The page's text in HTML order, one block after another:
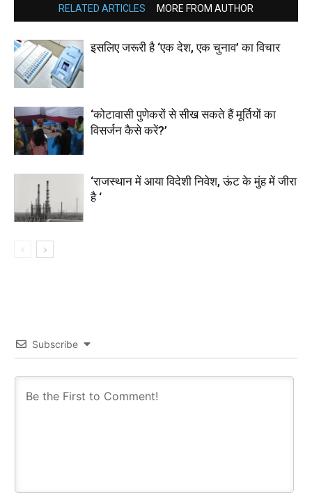
RELATED ARTICLES MORE FROM AUTHOR
इसलिए जरूरी है ‘एक देश, एक चुनाव’ का विचार
‘कोटावासी पुणेकरों से सीख सकते हैं मूर्तियों का
विसर्जन कैसे करें?’
‘राजस्थान में आया विदेशी निवेश, ऊंट के मुंह में जीरा
है ‘
Subscribe